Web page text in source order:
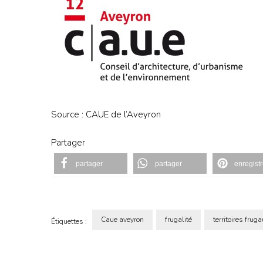
Source : CAUE de l’Aveyron
Partager
partager partager
Étiquettes : Caue aveyron frugalité territoires